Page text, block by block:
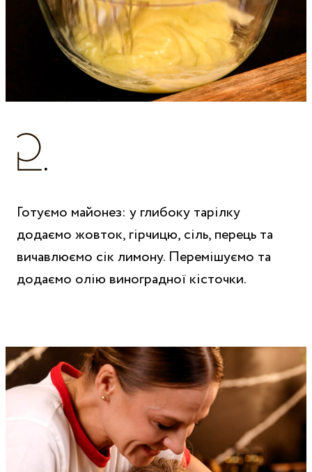
Готуємо майонез: у глибоку тарілку
додаємо жовток, гірчицю, сіль, перець та
вичавлюємо сік лимону. Перемішуємо та
додаємо олію виноградної кісточки.